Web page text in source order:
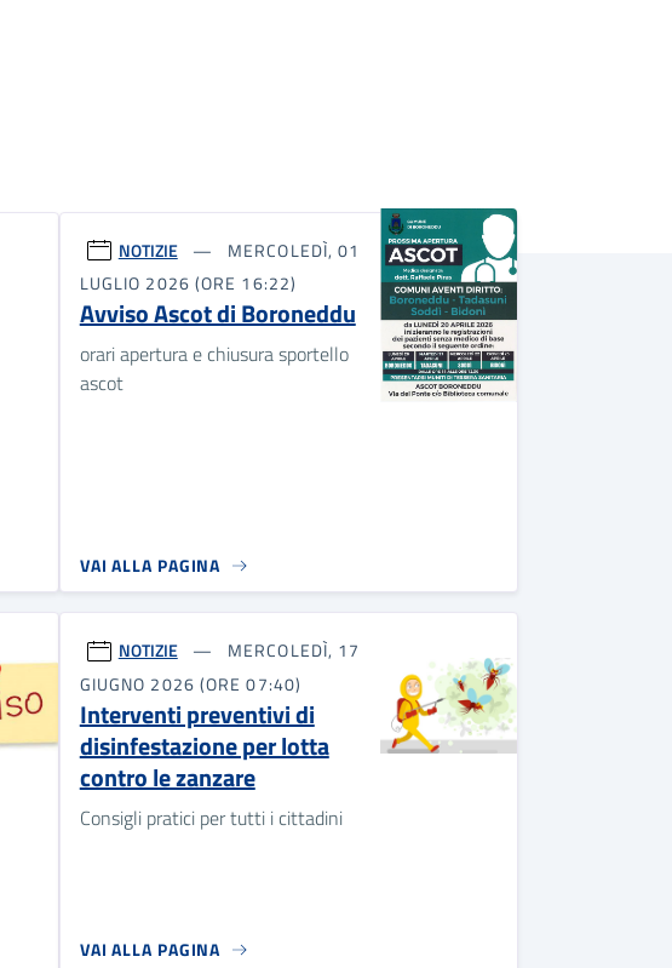
NOTIZIE
MERCOLEDÌ, 01
LUGLIO 2026 (ORE 16:22)
Avviso Ascot di Boroneddu
orari apertura e chiusura sportello
ascot
VAI ALLA PAGINA
NOTIZIE
MERCOLEDÌ, 17
GIUGNO 2026 (ORE 07:40)
Interventi preventivi di
disinfestazione per lotta
contro le zanzare
Consigli pratici per tutti i cittadini
VAI ALLA PAGINA